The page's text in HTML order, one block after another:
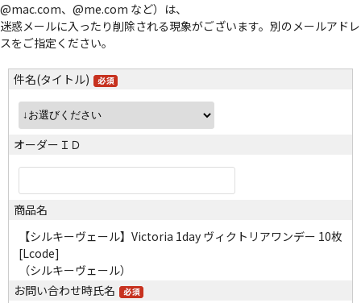
@mac.com、@me.com など）は、
迷惑メールに入ったり削除される現象がございます。別のメールアドレ
スをご指定ください。
件名(タイトル)
オーダーＩＤ
商品名
【シルキーヴェール】Victoria 1day ヴィクトリアワンデー 10枚
[Lcode]
（シルキーヴェール）
お問い合わせ時氏名